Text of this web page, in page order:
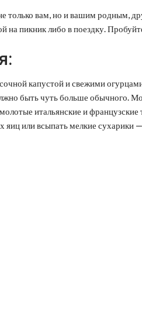
только вам, но и вашим родным,
на пикник либо в поездку.
капустой и свежими
быть чуть больше обычного.
итальянские и
или всыпать мелкие сухарики —